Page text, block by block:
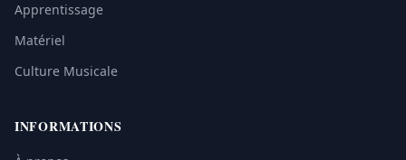
Apprentissage
Matériel
Culture Musicale
INFORMATIONS